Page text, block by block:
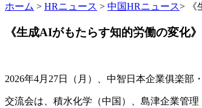
ホーム > HRニュース > 中国HRニュース> 《
《生成AIがもたらす知的労働の変化
2026年4月27日（月）、中智日本企業俱楽部
交流会は、積水化学（中国）、島津企業管